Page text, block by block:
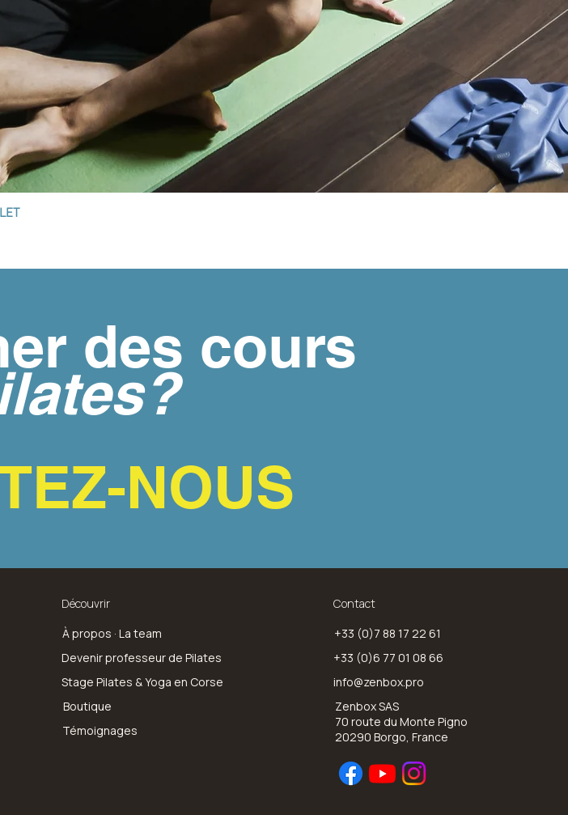
des cours
NOUS
Découvrir
À propos · La team
Devenir professeur de Pilates
Stage Pilates & Yoga en Corse
Boutique
Témoignages
Contact
+33 (0)7 88 17 22 61
+33 (0)6 77 01 08 66
info@zenbox.pro
Zenbox SAS
70 route du Monte Pigno
20290 Borgo, France